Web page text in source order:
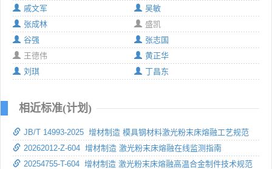
戚文军
吴敏
张成林
盛凯
谷强
张志国
王德伟
黄正华
刘琪
丁昌东
相近标准(计划)
JB/T 14993-2025 增材制造 模具钢材料激光粉末床熔融工艺规范
20262012-Z-604 增材制造 激光粉末床熔融在线监测指南
20254755-T-604 增材制造 激光粉末床熔融高温合金制件技术规范